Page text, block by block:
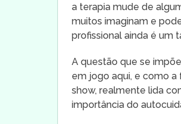
a terapia mude de
muitos imaginam e
profissional ainda é um
A questão que se
em jogo aqui, e como
show, realmente lida
importância do